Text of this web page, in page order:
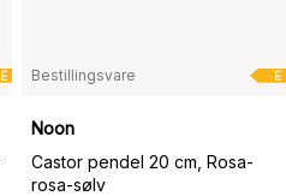
E E
Bestillingsvare
Noon
Castor pendel 20 cm, Rosa-
rosa-sølv